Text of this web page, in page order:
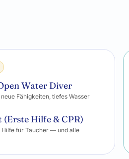
Water Diver
Fähigkeiten, tiefes Wasser
(Erste Hilfe & CPR)
Hilfe für Taucher — und alle